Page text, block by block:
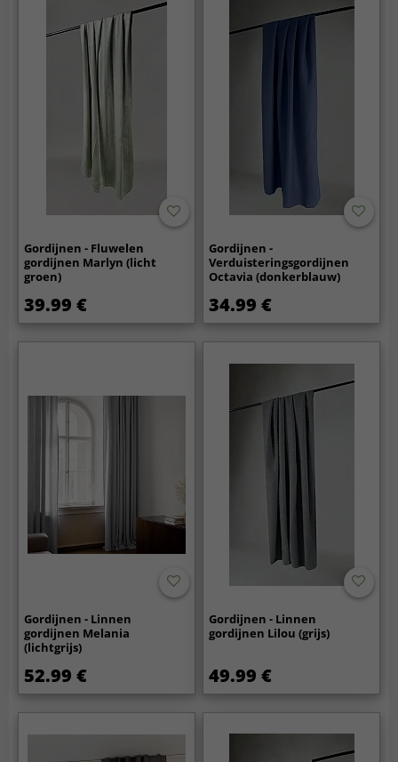
Gordijnen - Fluwelen
gordijnen Marlyn (licht
groen)
39.99 €
Gordijnen -
Verduisteringsgordijnen
Octavia (donkerblauw)
34.99 €
Gordijnen - Linnen
gordijnen Melania
(lichtgrijs)
52.99 €
Gordijnen - Linnen
gordijnen Lilou (grijs)
49.99 €